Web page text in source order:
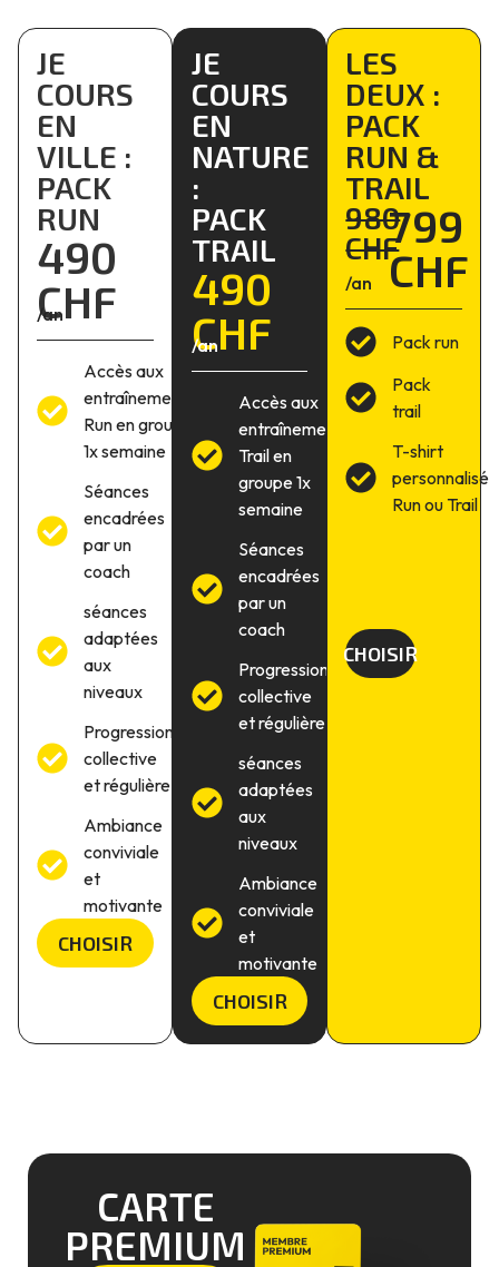
JE
COURS
EN
VILLE :
PACK
RUN
490
CHF
/an
Accès aux
entraînements
Run en groupe
1x semaine
Séances
encadrées
par un
coach
séances
adaptées
aux
niveaux
Progression
collective
et régulière
Ambiance
conviviale
et
motivante
CHOISIR
JE
COURS
EN
NATURE
:
PACK
TRAIL
490
CHF
/an
Accès aux
entraînement
Trail en
groupe 1x
semaine
Séances
encadrées
par un
coach
Progression
collective
et régulière
séances
adaptées
aux
niveaux
Ambiance
conviviale
et
motivante
CHOISIR
LES
DEUX :
PACK
RUN &
TRAIL
980
CHF799
CHF
/an
Pack run
Pack
trail
T-shirt
personnalisé
Run ou Trail
CHOISIR
CARTE
PREMIUM